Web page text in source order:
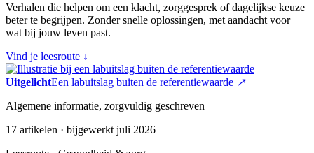
Verhalen die helpen om een klacht, zorggesprek of dagelijkse keuze
beter te begrijpen. Zonder snelle oplossingen, met aandacht voor
wat bij jouw leven past.
Vind je leesroute ↓
UitgelichtEen labuitslag buiten de referentiewaarde ↗
Algemene informatie, zorgvuldig geschreven
17 artikelen · bijgewerkt juli 2026